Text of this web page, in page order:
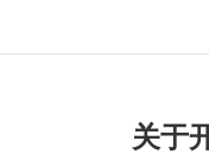
关于